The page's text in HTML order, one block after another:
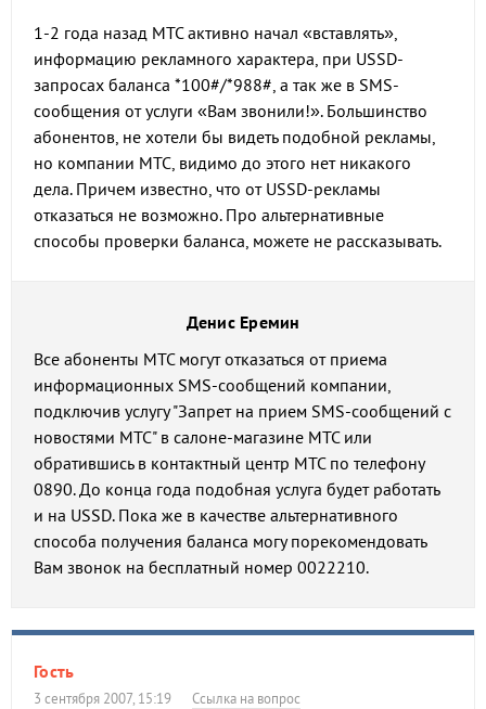
1-2 года назад МТС активно начал «вставлять»,
информацию рекламного характера, при USSD-
запросах баланса *100#/*988#, а так же в SMS-
сообщения от услуги «Вам звонили!». Большинство
абонентов, не хотели бы видеть подобной рекламы,
но компании МТС, видимо до этого нет никакого
дела. Причем известно, что от USSD-рекламы
отказаться не возможно. Про альтернативные
способы проверки баланса, можете не рассказывать.
Денис Еремин
Все абоненты МТС могут отказаться от приема
информационных SMS-сообщений компании,
подключив услугу "Запрет на прием SMS-сообщений с
новостями МТС" в салоне-магазине МТС или
обратившись в контактный центр МТС по телефону
0890. До конца года подобная услуга будет работать
и на USSD. Пока же в качестве альтернативного
способа получения баланса могу порекомендовать
Вам звонок на бесплатный номер 0022210.
Гость
3 сентября 2007, 15:19 Ссылка на вопрос